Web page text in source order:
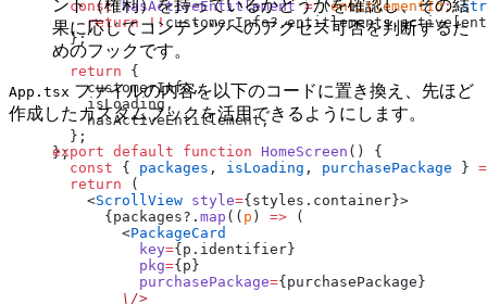
  const
hasActiveEntitlement = (entitlementId:
    return
!!
  };
  return
{
    customerInfo,
    isLoading,
    hasActiveEntitlement,
  };
};
ント（権利）を持っているかどうかを確認し、その結
果に応じてコンテンツへのアクセス可否を判断するた
めのフックです。
App.tsx ファイルの内容を以下のコードに置き換え、先ほど
作成したカスタムフックを活用できるようにします。
export default function HomeScreen () {
  const
{ packages , isLoading , purchasePackage } =
  return
(
    <
ScrollView style={styles.container}>
      {packages?.
map (( p ) => (
        <
PackageCard
          key
={p.identifier}
          pkg
={p}
          purchasePackage
={purchasePackage}
        \/>